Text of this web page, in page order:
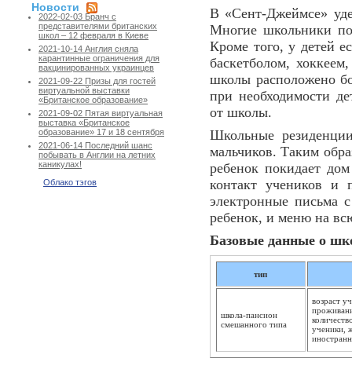
Новости
2022-02-03 Бранч с
представителями британских
школ – 12 февраля в Киеве
2021-10-14 Англия сняла
карантинные ограничения для
вакцинированных украинцев
2021-09-22 Призы для гостей
виртуальной выставки
«Британское образование»
2021-09-02 Пятая виртуальная
выставка «Британское
образование» 17 и 18 сентября
2021-06-14 Последний шанс
побывать в Англии на летних
каникулах!
Облако тэгов
В «Сент-Джеймсе»
Многие школьники
Кроме того, у детей
баскетболом,
школы расположено
при необходимости
от школы.
Школьные
мальчиков. Таким
ребенок покидает
контакт учеников и
электронные письма
ребенок, и меню на
Базовые данные о
тип
школа-пансион
смешанного типа
возраст
ученики,